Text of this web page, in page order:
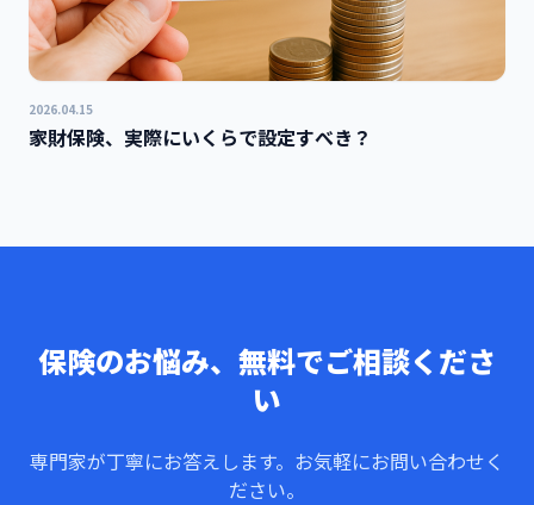
2026.04.15
家財保険、実際にいくらで設定すべき？
保険のお悩み、無料でご相談くださ
い
専門家が丁寧にお答えします。お気軽にお問い合わせく
ださい。